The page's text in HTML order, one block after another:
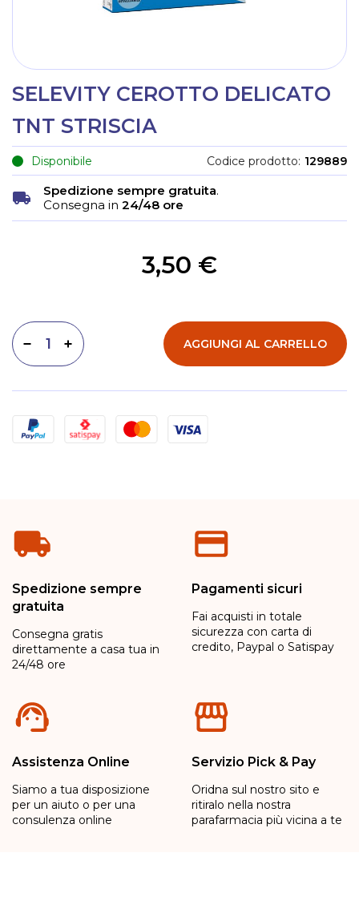
SELEVITY CEROTTO DELICATO
TNT STRISCIA
Disponibile Codice prodotto 129889
Spedizione sempre gratuita.
Consegna in 24/48 ore
3,50 €
Aumenta quantità
Diminuisci quantità AGGIUNGI AL CARRELLO
Metodi di pagamento
Spedizione sempre
gratuita
Consegna gratis
direttamente a casa tua in
24/48 ore
Pagamenti sicuri
Fai acquisti in totale
sicurezza con carta di
credito, Paypal o Satispay
Assistenza Online
Siamo a tua disposizione
per un aiuto o per una
consulenza online
Servizio Pick & Pay
Oridna sul nostro sito e
ritiralo nella nostra
parafarmacia più vicina a te